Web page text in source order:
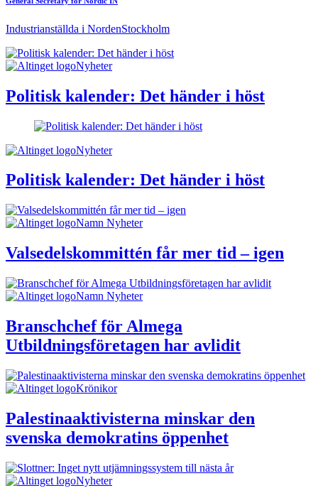
Industrianställda i NordenStockholm
Nyheter
Politisk kalender: Det händer i höst
Nyheter
Politisk kalender: Det händer i höst
Namn Nyheter
Valsedelskommittén får mer tid – igen
Namn Nyheter
Branschchef för Almega
Utbildningsföretagen har avlidit
Krönikor
Palestinaaktivisterna minskar den
svenska demokratins öppenhet
Nyheter